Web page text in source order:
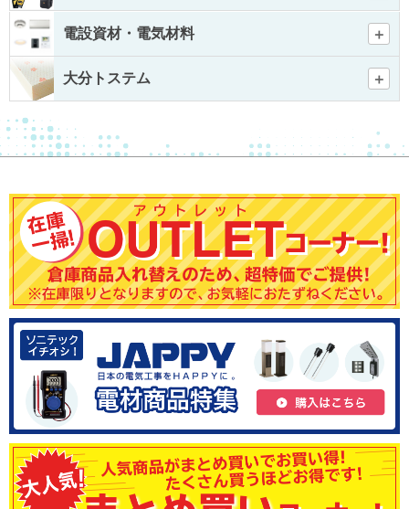
電設資材・電気材料
大分トステム